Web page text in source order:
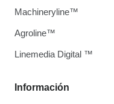
Información
Machineryline™
Agroline™
Linemedia Digital ™